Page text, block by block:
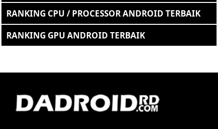
RANKING CPU / PROCESSOR ANDROID TERBAIK
RANKING GPU ANDROID TERBAIK